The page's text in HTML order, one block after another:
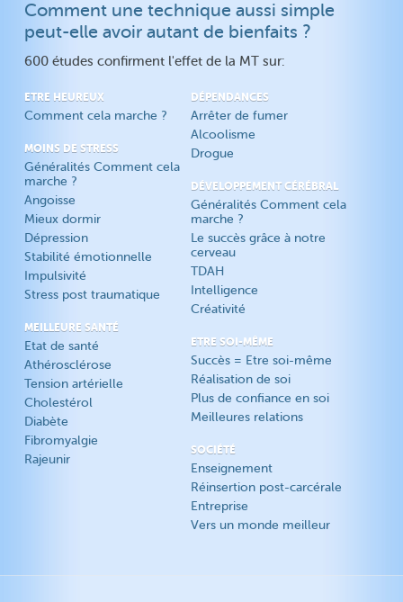
Etat de santé
Athérosclérose
Cholestérol
Tension artérielle
Rajeunir
Arrêter de fumer
Alcoolisme
Drogue
Comment marche la MT ?
Le succès grâce à notre
TDAH
Intelligence
Créativité
Comment une technique aussi simple
peut-elle avoir autant de bienfaits ?
600 études confirment l'effet de la MT sur:
ETRE HEUREUX
Comment cela marche ?
MOINS DE STRESS
Généralités Comment cela
marche ?
Angoisse
Mieux dormir
Dépression
Stabilité émotionnelle
Impulsivité
Stress post traumatique
MEILLEURE SANTÉ
Etat de santé
Athérosclérose
Tension artérielle
Cholestérol
Diabète
Fibromyalgie
Rajeunir
DÉPENDANCES
Arrêter de fumer
Alcoolisme
Drogue
DÉVELOPPEMENT CÉRÉBRAL
Généralités Comment cela
marche ?
Le succès grâce à notre
cerveau
TDAH
Intelligence
Créativité
ETRE SOI-MÊME
Succès = Etre soi-même
Réalisation de soi
Plus de confiance en soi
Meilleures relations
SOCIÉTÉ
Enseignement
Réinsertion post-carcérale
Entreprise
Vers un monde meilleur